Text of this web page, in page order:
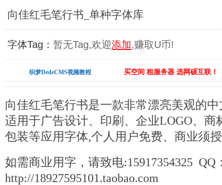
向佳红毛笔行书_单种字体库
字体Tag： 暂无Tag,欢迎添加,赚取U币!
织梦DedeCMS视频教程 买空间 租服务器 选网硕互联！
向佳红毛笔行书是一款非常漂亮美观的
适用于广告设计、印刷、企业LOGO、商
包装等应用字体,个人用户免费、商业须
如需商业用字，请致电:15917354325 QQ
http://18927595101.taobao.com